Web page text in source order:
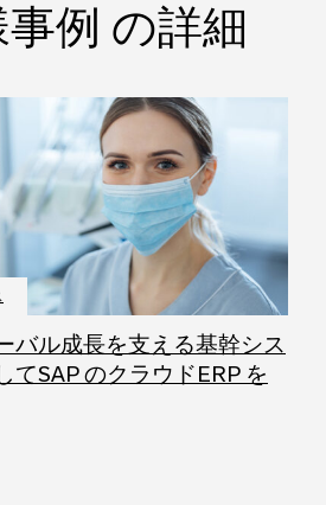
例 の詳細
バル成長を支える基幹シス
てSAP のクラウドERP を